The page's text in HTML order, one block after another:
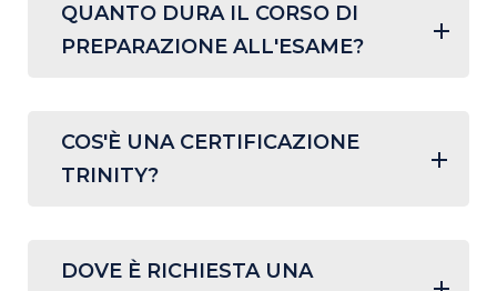
QUANTO DURA IL CORSO DI
PREPARAZIONE ALL'ESAME?
COS'È UNA CERTIFICAZIONE
TRINITY?
DOVE È RICHIESTA UNA